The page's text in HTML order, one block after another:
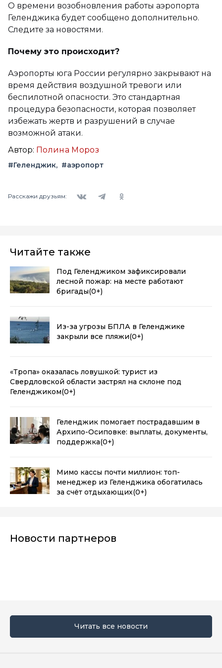
О времени возобновления работы аэропорта
Геленджика будет сообщено дополнительно.
Следите за новостями.
Почему это происходит?
Аэропорты юга России регулярно закрывают на
время действия воздушной тревоги или
беспилотной опасности. Это стандартная
процедура безопасности, которая позволяет
избежать жертв и разрушений в случае
возможной атаки.
Автор: Полина Мороз
#Геленджик #аэропорт
Расскажи друзьям:
Читайте также
Под Геленджиком зафиксировали
лесной пожар: на месте работают
бригады(0+)
Из-за угрозы БПЛА в Геленджике
закрыли все пляжи(0+)
«Тропа» оказалась ловушкой: турист из
Свердловской области застрял на склоне под
Геленджиком(0+)
Геленджик помогает пострадавшим в
Архипо-Осиповке: выплаты, документы,
поддержка(0+)
Мимо кассы почти миллион: топ-
менеджер из Геленджика обогатилась
за счёт отдыхающих(0+)
Новости партнеров
Читать все новости